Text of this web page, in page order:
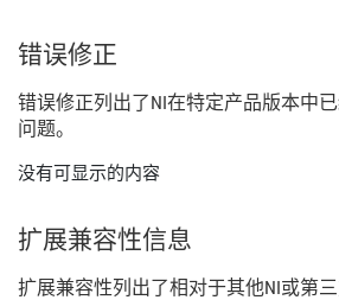
错误修正
错误修正列出了NI在特定产品版本中
问题。
没有可显示的内容
扩展兼容性信息
扩展兼容性列出了相对于其他NI或第三